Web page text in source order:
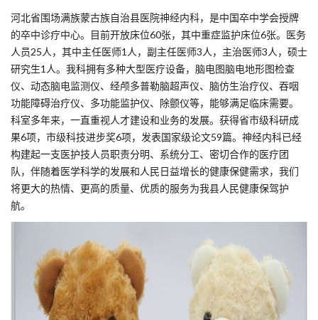
河北省围场满族蒙古族自治县医院神经内科，是中国卒中学会授牌
的卒中诊疗中心。目前开放床位60张，其中重症监护床位6张。医务
人员25人，其中主任医师1人，副主任医师3人，主治医师3人，硕士
研究生1人。我科拥有多种大型医疗设备，脑电图脑电地形图检查
仪、动态脑电监测仪、经颅多普勒脑超声仪、脑仿生治疗仪、吞咽
功能障碍治疗仪、多功能监护仪、除颤仪等，能够满足临床需要。
科室多年来，一直重视人才建设和业务的发展。获得省市级科研成
果6项，市级科技进步奖6项，发表国家级论文59篇。神经内科已经
构建起一支医护技人员职责分明、系统分工、密切合作的医疗团
队，伴随着医学科学的发展和人民日益增长的健康保健需求，我们
将更大的热情、更高的质量、优质的服务为我县人民健康保驾护
航。